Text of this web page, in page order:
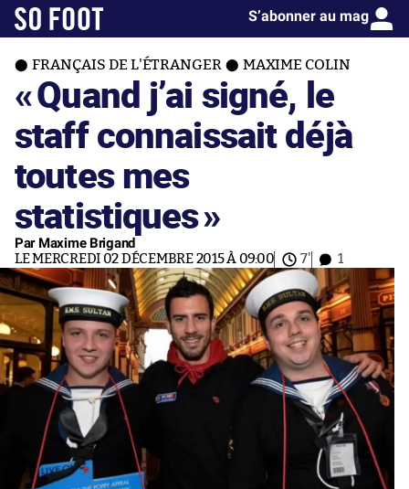
S’abonner au mag
FRANÇAIS DE L'ÉTRANGER MAXIME COLIN
«Quand j’ai signé, le
staff connaissait déjà
toutes mes
statistiques»
Par Maxime Brigand
LE MERCREDI 02 DÉCEMBRE 2015 À 09:00 7' 1